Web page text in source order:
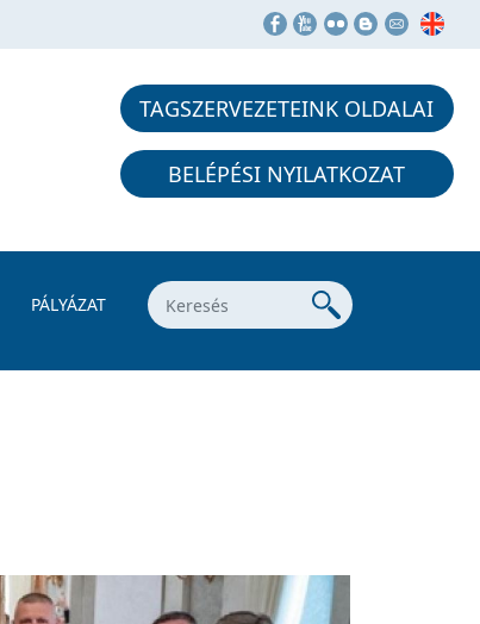
TAGSZERVEZETEINK OLDALAI
BELÉPÉSI NYILATKOZAT
PÁLYÁZAT